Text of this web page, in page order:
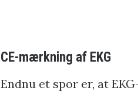
CE-mærkning af EKG
Endnu et spor er, at